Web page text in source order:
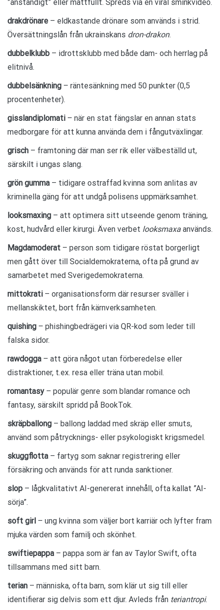
”anständigt” eller måttfullt. Spreds via en viral sminkvideo.
drakdrönare – eldkastande drönare som används i strid.
Översättningslån från ukrainskans dron-drakon.
dubbelklubb – idrottsklubb med både dam- och herrlag på
elitnivå.
dubbelsänkning – räntesänkning med 50 punkter (0,5
procentenheter).
gisslandiplomati – när en stat fängslar en annan stats
medborgare för att kunna använda dem i fångutväxlingar.
grisch – framtoning där man ser rik eller välbeställd ut,
särskilt i ungas slang.
grön gumma – tidigare ostraffad kvinna som anlitas av
kriminella gäng för att undgå polisens uppmärksamhet.
looksmaxing – att optimera sitt utseende genom träning,
kost, hudvård eller kirurgi. Även verbet looksmaxa används.
Magdamoderat – person som tidigare röstat borgerligt
men gått över till Socialdemokraterna, ofta på grund av
samarbetet med Sverigedemokraterna.
mittokrati – organisationsform där resurser sväller i
mellanskiktet, bort från kärnverksamheten.
quishing – phishingbedrägeri via QR-kod som leder till
falska sidor.
rawdogga – att göra något utan förberedelse eller
distraktioner, t.ex. resa eller träna utan mobil.
romantasy – populär genre som blandar romance och
fantasy, särskilt spridd på BookTok.
skräpballong – ballong laddad med skräp eller smuts,
använd som påtrycknings- eller psykologiskt krigsmedel.
skuggflotta – fartyg som saknar registrering eller
försäkring och används för att runda sanktioner.
slop – lågkvalitativt AI-genererat innehåll, ofta kallat ”AI-
sörja”.
soft girl – ung kvinna som väljer bort karriär och lyfter fram
mjuka värden som familj och skönhet.
swiftiepappa – pappa som är fan av Taylor Swift, ofta
tillsammans med sitt barn.
terian – människa, ofta barn, som klär ut sig till eller
identifierar sig delvis som ett djur. Avleds från teriantropi.